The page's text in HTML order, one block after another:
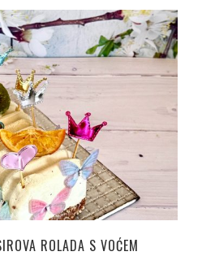
ROLADA S VOĆEM